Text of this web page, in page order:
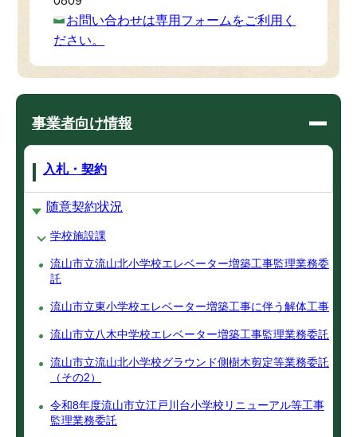
お問い合わせは専用フォームをご利用く
ださい。
事業者向け情報
入札・契約
随意契約状況
学校施設課
流山市立流山北小学校エレベーター増築工事監理業務委
託
流山市立東小学校エレベーター増築工事に伴う解体工事
流山市立八木中学校エレベーター増築工事監理業務委託
流山市立流山北小学校グラウンド側樹木剪定等業務委託
（その2）
令和8年度流山市立江戸川台小学校リニューアル等工事
監理業務委託